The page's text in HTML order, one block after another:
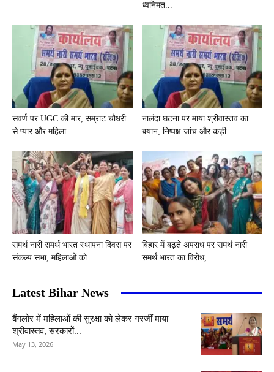
ध्वनिमत...
सवर्ण पर UGC की मार, सम्राट चौधरी
से प्यार और महिला...
नालंदा घटना पर माया श्रीवास्तव का
बयान, निष्पक्ष जांच और कड़ी...
समर्थ नारी समर्थ भारत स्थापना दिवस पर
संकल्प सभा, महिलाओं को...
बिहार में बढ़ते अपराध पर समर्थ नारी
समर्थ भारत का विरोध,...
Latest Bihar News
बैंगलोर में महिलाओं की सुरक्षा को लेकर गरजीं माया
श्रीवास्तव, सरकारों...
May 13, 2026